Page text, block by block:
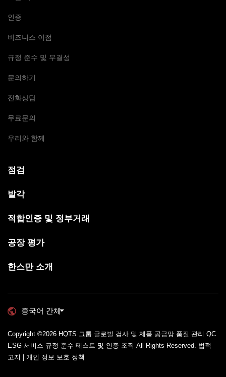
인증
비즈니스 이점
규정 준수 및 무결성
문의하기
전화상담
무료문의
우리와 함께
점검
발각
적합인증 및 정부거래
공장 평가
한스만 소개
중국어 간체
Copyright ©2026 HQTS 그룹 글로벌 검사 및 제품 공급망 품질 관리 QC
ESG 서비스 규정 준수 테스트 및 인증 조직 All Rights Reserved. 법적
고지 | 개인 정보 보호 정책